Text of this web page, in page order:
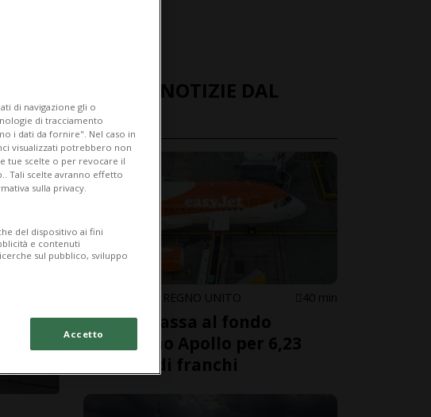
ULTIME NOTIZIE DAL
MONDO
STATI UNITI / REGNO UNITO 40 min
EasyJet passa al fondo
americano Apollo per 6,23
miliardi di franchi
di navigazione gli o
di tracciamento
i dati da fornire". Nel caso in
visualizzati potrebbero non
tue scelte o per revocare il
Tali scelte avranno effetto
sulla privacy.
del dispositivo ai fini
e contenuti
sul pubblico, sviluppo
Accetto